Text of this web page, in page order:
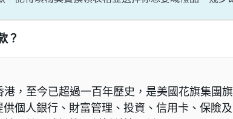
？
港，至今已超過一百年歷史，是美國花旗集團
個人銀行、財富管理、投資、信用卡、保險